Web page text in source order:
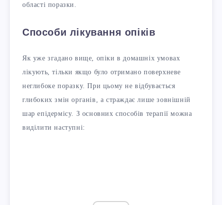
області поразки.
Способи лікування опіків
Як уже згадано вище, опіки в домашніх умовах
лікують, тільки якщо було отримано поверхневе
неглибоке поразку. При цьому не відбувається
глибоких змін органів, а страждає лише зовнішній
шар епідермісу. З основних способів терапії можна
виділити наступні: